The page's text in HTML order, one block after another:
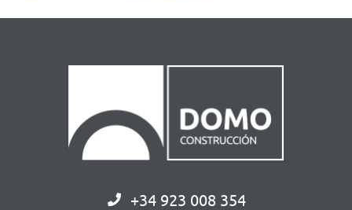
+34 923 008 354